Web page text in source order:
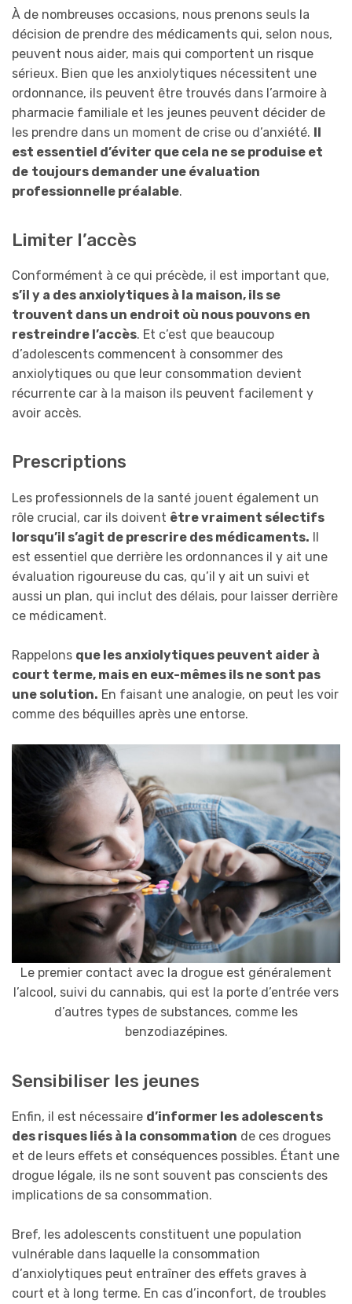
À de nombreuses occasions, nous prenons seuls la
décision de prendre des médicaments qui, selon nous,
peuvent nous aider, mais qui comportent un risque
sérieux. Bien que les anxiolytiques nécessitent une
ordonnance, ils peuvent être trouvés dans l’armoire à
pharmacie familiale et les jeunes peuvent décider de
les prendre dans un moment de crise ou d’anxiété. Il
est essentiel d’éviter que cela ne se produise et
de toujours demander une évaluation
professionnelle préalable.
Limiter l’accès
Conformément à ce qui précède, il est important que,
s’il y a des anxiolytiques à la maison, ils se
trouvent dans un endroit où nous pouvons en
restreindre l’accès. Et c’est que beaucoup
d’adolescents commencent à consommer des
anxiolytiques ou que leur consommation devient
récurrente car à la maison ils peuvent facilement y
avoir accès.
Prescriptions
Les professionnels de la santé jouent également un
rôle crucial, car ils doivent être vraiment sélectifs
lorsqu’il s’agit de prescrire des médicaments. Il
est essentiel que derrière les ordonnances il y ait une
évaluation rigoureuse du cas, qu’il y ait un suivi et
aussi un plan, qui inclut des délais, pour laisser derrière
ce médicament.
Rappelons que les anxiolytiques peuvent aider à
court terme, mais en eux-mêmes ils ne sont pas
une solution. En faisant une analogie, on peut les voir
comme des béquilles après une entorse.
Le premier contact avec la drogue est généralement
l’alcool, suivi du cannabis, qui est la porte d’entrée vers
d’autres types de substances, comme les
benzodiazépines.
Sensibiliser les jeunes
Enfin, il est nécessaire d’informer les adolescents
des risques liés à la consommation de ces drogues
et de leurs effets et conséquences possibles. Étant une
drogue légale, ils ne sont souvent pas conscients des
implications de sa consommation.
Bref, les adolescents constituent une population
vulnérable dans laquelle la consommation
d’anxiolytiques peut entraîner des effets graves à
court et à long terme. En cas d’inconfort, de troubles